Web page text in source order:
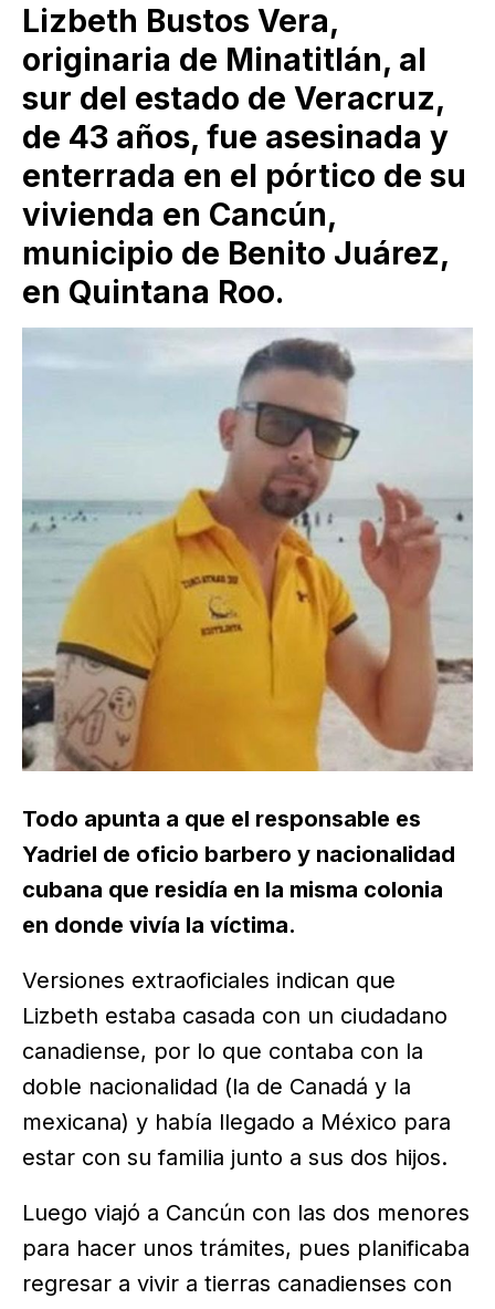
Lizbeth Bustos Vera,
originaria de Minatitlán, al
sur del estado de Veracruz,
de 43 años, fue asesinada y
enterrada en el pórtico de su
vivienda en Cancún,
municipio de Benito Juárez,
en Quintana Roo.
Todo apunta a que el responsable es
Yadriel de oficio barbero y nacionalidad
cubana que residía en la misma colonia
en donde vivía la víctima.
Versiones extraoficiales indican que
Lizbeth estaba casada con un ciudadano
canadiense, por lo que contaba con la
doble nacionalidad (la de Canadá y la
mexicana) y había llegado a México para
estar con su familia junto a sus dos hijos.
Luego viajó a Cancún con las dos menores
para hacer unos trámites, pues planificaba
regresar a vivir a tierras canadienses con